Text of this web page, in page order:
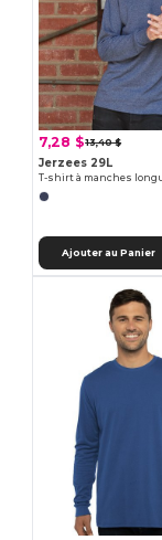
7,28 $13,40 $
Jerzees 29L
Ajouter au Panier